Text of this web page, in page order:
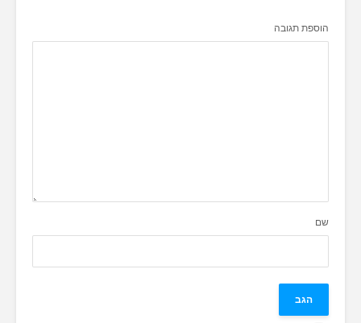
הוספת תגובה
שם